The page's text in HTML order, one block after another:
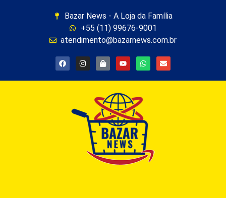
Bazar News - A Loja da Família
+55 (11) 99676-9001
atendimento@bazarnews.com.br